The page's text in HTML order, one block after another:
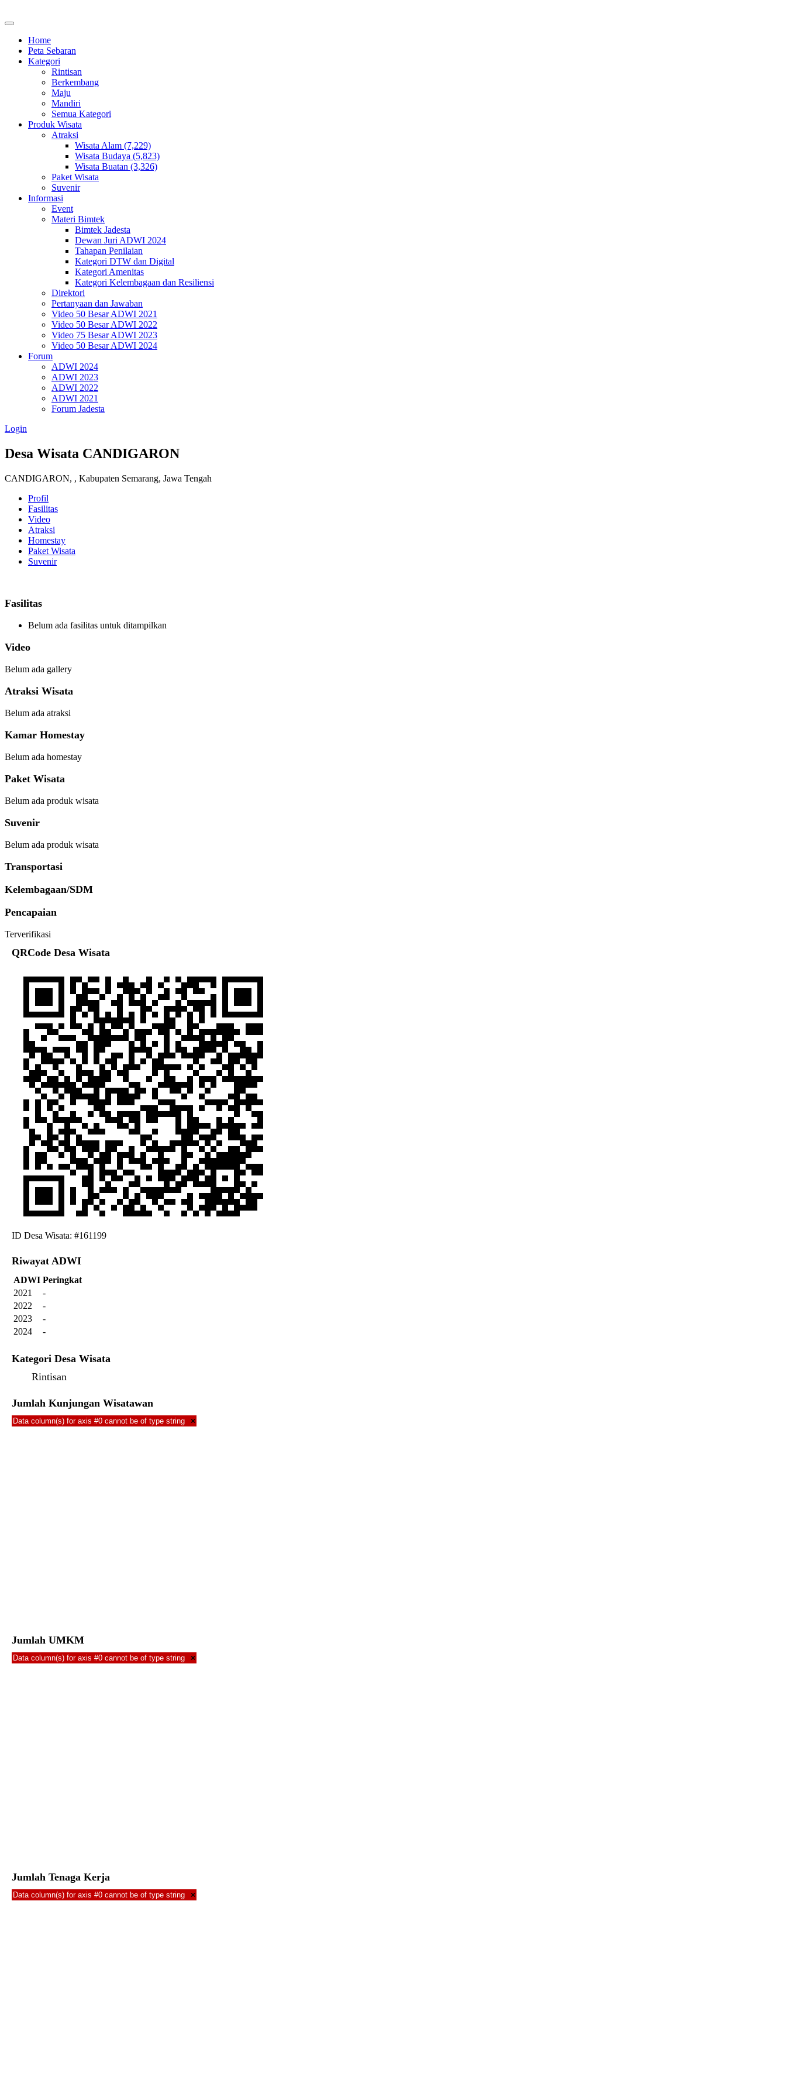
Home
Peta Sebaran
Kategori
Rintisan
Berkembang
Maju
Mandiri
Semua Kategori
Produk Wisata
Atraksi
Wisata Alam (7,229)
Wisata Budaya (5,823)
Wisata Buatan (3,326)
Paket Wisata
Suvenir
Informasi
Event
Materi Bimtek
Bimtek Jadesta
Dewan Juri ADWI 2024
Tahapan Penilaian
Kategori DTW dan Digital
Kategori Amenitas
Kategori Kelembagaan dan Resiliensi
Direktori
Pertanyaan dan Jawaban
Video 50 Besar ADWI 2021
Video 50 Besar ADWI 2022
Video 75 Besar ADWI 2023
Video 50 Besar ADWI 2024
Forum
ADWI 2024
ADWI 2023
ADWI 2022
ADWI 2021
Forum Jadesta
Login
Desa Wisata CANDIGARON
CANDIGARON, , Kabupaten Semarang, Jawa Tengah
Profil
Fasilitas
Video
Atraksi
Homestay
Paket Wisata
Suvenir
Fasilitas
Belum ada fasilitas untuk ditampilkan
Video
Belum ada gallery
Atraksi Wisata
Belum ada atraksi
Kamar Homestay
Belum ada homestay
Paket Wisata
Belum ada produk wisata
Suvenir
Belum ada produk wisata
Transportasi
Kelembagaan/SDM
Pencapaian
Terverifikasi
QRCode Desa Wisata
ID Desa Wisata: #161199
Riwayat ADWI
ADWI Peringkat
2021
-
2022
-
2023
-
2024
-
Kategori Desa Wisata
Rintisan
Jumlah Kunjungan Wisatawan
Data column(s) for axis #0 cannot be of type string ×
Jumlah UMKM
Data column(s) for axis #0 cannot be of type string ×
Jumlah Tenaga Kerja
Data column(s) for axis #0 cannot be of type string ×